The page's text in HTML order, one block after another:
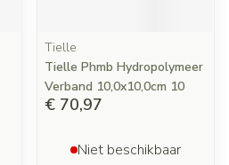
Tielle
Tielle Phmb Hydropolymeer
Verband 10,0x10,0cm 10
€ 70,97
Niet beschikbaar